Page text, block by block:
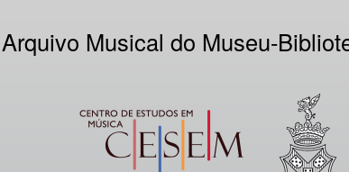
content
Musical do Museu-
CESEM Logo VV